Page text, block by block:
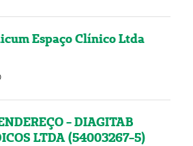
Espaço Clínico Ltda
- DIAGITAB
LTDA (54003267-5)